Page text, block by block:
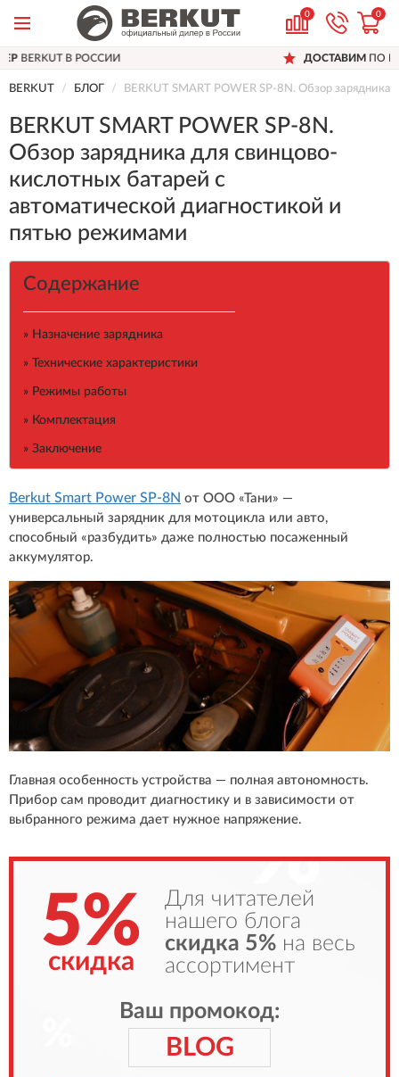
0 0
ПО ВСЕЙ РОССИИ
BERKUT БЛОГ BERKUT SMART POWER SP-8N. Обзор
BERKUT SMART POWER SP-8N.
Обзор зарядника для свинцово-
кислотных батарей с
автоматической диагностикой и
пятью режимами
Содержание
» Назначение зарядника
» Технические характеристики
» Режимы работы
» Комплектация
» Заключение
Berkut Smart Power SP-8N от ООО «Тани» —
универсальный зарядник для мотоцикла или авто,
способный «разбудить» даже полностью посаженный
аккумулятор.
Главная особенность устройства — полная автономность.
Прибор сам проводит диагностику и в зависимости от
выбранного режима дает нужное напряжение.
5%
скидка
Для читателей
нашего блога
скидка 5% на весь
ассортимент
Ваш промокод:
BLOG